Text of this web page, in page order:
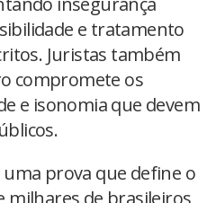
e tratamento
Juristas também
compromete os
e isonomia que devem
uma prova que define o
de brasileiros,